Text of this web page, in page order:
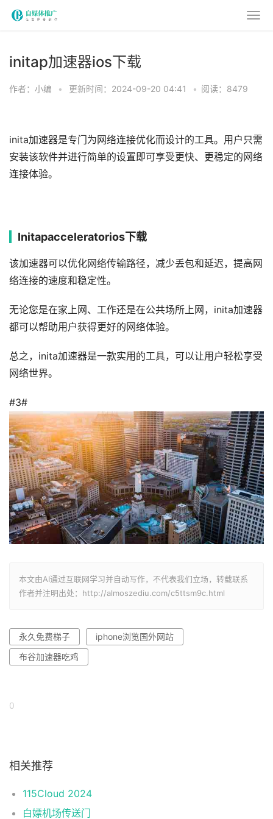
initap加速器ios下载
作者：小编 • 更新时间：2024-09-20 04:41 • 阅读：8479
inita加速器是专门为网络连接优化而设计的工具。用户只需
安装该软件并进行简单的设置即可享受更快、更稳定的网络
连接体验。
Initapacceleratorios下载
该加速器可以优化网络传输路径，减少丢包和延迟，提高网
络连接的速度和稳定性。
无论您是在家上网、工作还是在公共场所上网，inita加速器
都可以帮助用户获得更好的网络体验。
总之，inita加速器是一款实用的工具，可以让用户轻松享受
网络世界。
#3#
本文由AI通过互联网学习并自动写作，不代表我们立场，转载联系
作者并注明出处：http://almoszediu.com/c5ttsm9c.html
永久免费梯子
iphone浏览国外网站
布谷加速器吃鸡
0
相关推荐
115Cloud 2024
白嫖机场传送门